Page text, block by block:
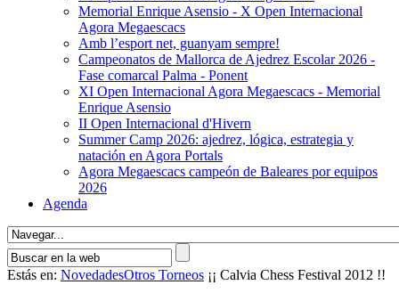
Memorial Enrique Asensio - X Open Internacional
Agora Megaescacs
Amb l’esport net, guanyam sempre!
Campeonatos de Mallorca de Ajedrez Escolar 2026 -
Fase comarcal Palma - Ponent
XI Open Internacional Agora Megaescacs - Memorial
Enrique Asensio
II Open Internacional d'Hivern
Summer Camp 2026: ajedrez, lógica, estrategia y
natación en Agora Portals
Agora Megaescacs campeón de Baleares por equipos
2026
Agenda
Estás en: NovedadesOtros Torneos ¡¡ Calvia Chess Festival 2012 !!